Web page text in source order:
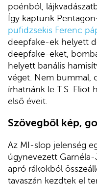
poénból,
Így kaptunk
pufidzsekis Ferenc
deepfake-ek helyett
deepfake-eket,
helyett banális
véget. Nem bummal,
írhatnánk le T.S. Eliot
első éveit.
Szövegből kép,
Az MI-slop jelenség
úgynevezett Garnéla-
apró rákokból
tavaszán kezdtek el